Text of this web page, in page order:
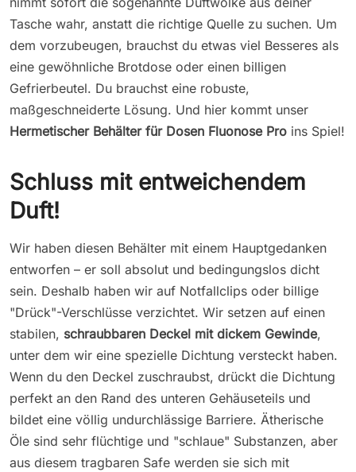
Tasche wahr, anstatt die richtige Quelle zu suchen. Um
dem vorzubeugen, brauchst du etwas viel Besseres als
eine gewöhnliche Brotdose oder einen billigen
Gefrierbeutel. Du brauchst eine robuste,
maßgeschneiderte Lösung. Und hier kommt unser
Hermetischer Behälter für Dosen Fluonose Pro ins Spiel!
Schluss mit entweichendem
Duft!
Wir haben diesen Behälter mit einem Hauptgedanken
entworfen – er soll absolut und bedingungslos dicht
sein. Deshalb haben wir auf Notfallclips oder billige
"Drück"-Verschlüsse verzichtet. Wir setzen auf einen
stabilen, schraubbaren Deckel mit dickem Gewinde,
unter dem wir eine spezielle Dichtung versteckt haben.
Wenn du den Deckel zuschraubst, drückt die Dichtung
perfekt an den Rand des unteren Gehäuseteils und
bildet eine völlig undurchlässige Barriere. Ätherische
Öle sind sehr flüchtige und "schlaue" Substanzen, aber
aus diesem tragbaren Safe werden sie sich mit